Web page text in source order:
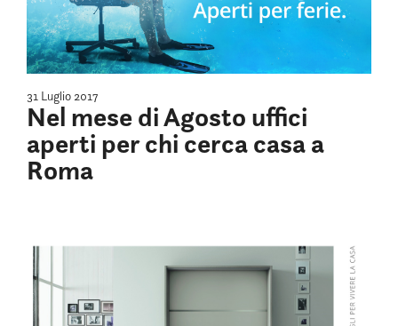
31 Luglio 2017
Nel mese di Agosto uffici
aperti per chi cerca casa a
Roma